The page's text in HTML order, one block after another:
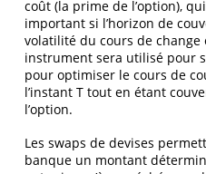
coût (la prime de l’option),
important si l’horizon de
volatilité du cours de change
instrument sera utilisé pour
pour optimiser le cours de
l’instant T tout en étant
l’option.
Les swaps de devises
banque un montant